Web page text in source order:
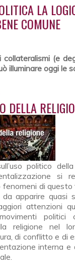
LA
COMUNE
(e
illuminare oggi le
DELLA
politico
si
di
apparire quasi
attenzioni
politici
religione nel
di conflitto e di
interna e